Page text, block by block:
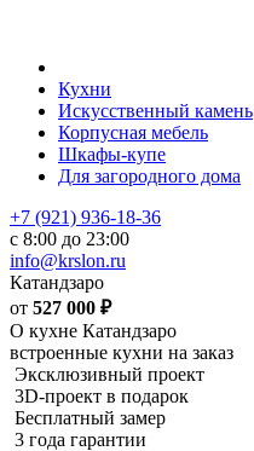
Кухни
Искусственный камень
Корпусная мебель
Шкафы-купе
Для загородного дома
+7 (921) 936-18-36
с 8:00 до 23:00
info@krslon.ru
Катандзаро
от 527 000 ₽
О кухне Катандзаро
встроенные кухни на заказ
Эксклюзивный проект
3D-проект в подарок
Бесплатный замер
3 года гарантии